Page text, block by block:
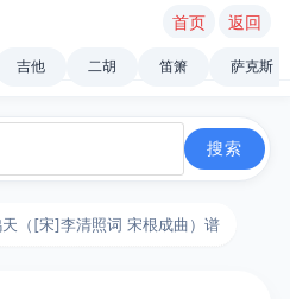
首页 返回
吉他 二胡 笛箫 萨克斯
（[宋]李清照词 宋根成曲）谱